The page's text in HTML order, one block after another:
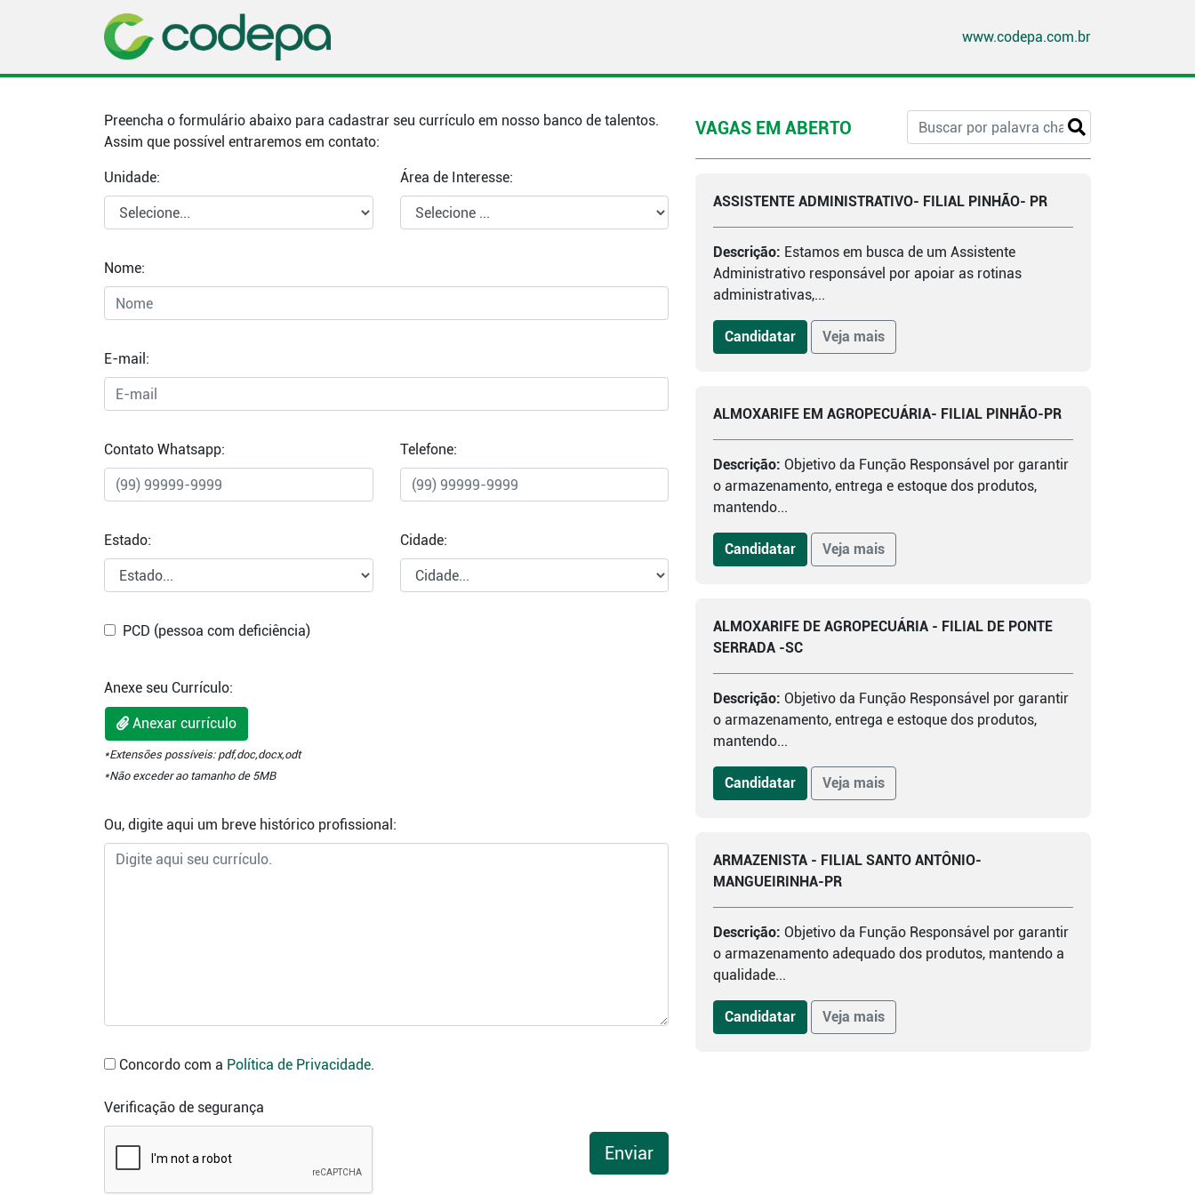
www.codepa.com.br
Preencha o formulário abaixo para cadastrar seu currículo em nosso banco de talentos.
Assim que possível entraremos em contato:
Unidade: Área de Interesse:
Nome:
E-mail:
Contato Whatsapp: Telefone:
Estado: Cidade:
PCD (pessoa com deficiência)
Anexe seu Currículo:
Anexar currículo
*Extensões possíveis: pdf,doc,docx,odt
*Não exceder ao tamanho de 5MB
Ou, digite aqui um breve histórico profissional:
Concordo com a Política de Privacidade.
Verificação de segurança
Enviar
VAGAS EM ABERTO
ASSISTENTE ADMINISTRATIVO- FILIAL PINHÃO- PR
Descrição: Estamos em busca de um Assistente
Administrativo responsável por apoiar as rotinas
administrativas,...
Candidatar Veja mais
ALMOXARIFE EM AGROPECUÁRIA- FILIAL PINHÃO-PR
Descrição: Objetivo da Função Responsável por garantir
o armazenamento, entrega e estoque dos produtos,
mantendo...
Candidatar Veja mais
ALMOXARIFE DE AGROPECUÁRIA - FILIAL DE PONTE
SERRADA -SC
Descrição: Objetivo da Função Responsável por garantir
o armazenamento, entrega e estoque dos produtos,
mantendo...
Candidatar Veja mais
ARMAZENISTA - FILIAL SANTO ANTÔNIO-
MANGUEIRINHA-PR
Descrição: Objetivo da Função Responsável por garantir
o armazenamento adequado dos produtos, mantendo a
qualidade...
Candidatar Veja mais